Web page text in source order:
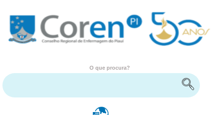
O que procura?